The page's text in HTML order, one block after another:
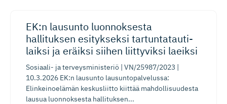
EK:n lausunto luonnoksesta
hallituksen esitykseksi tartuntatau­ti­
laiksi ja eräiksi siihen liittyviksi laeiksi
Sosiaali- ja terveysministeriö | VN/25987/2023 |
10.3.2026 EK:n lausunto lausuntopalvelussa:
Elinkeinoelämän keskusliitto kiittää mahdollisuudesta
lausua luonnoksesta hallituksen...